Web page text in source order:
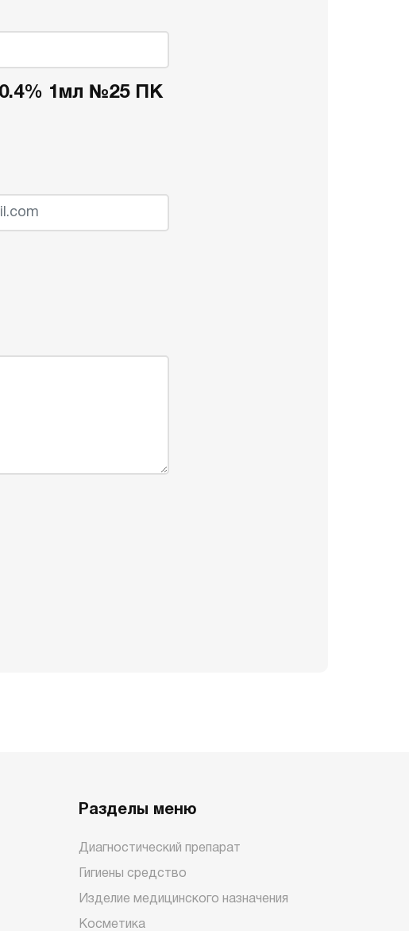
1мл №25 ПК
Разделы меню
Диагностический препарат
Гигиены средство
Изделие медицинского назначения
Косметика